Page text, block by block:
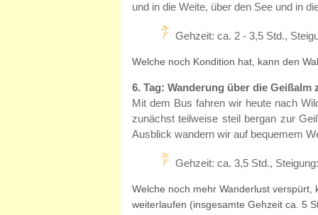
und in die Weite, über den See und in
Gehzeit: ca. 2 - 3,5 Std.,
Welche noch Kondition hat, kann den
6. Tag: Wanderung über die Geißalm
Mit dem Bus fahren wir heute nach
zunächst teilweise steil bergan zur
Ausblick wandern wir auf bequemem
Gehzeit: ca. 3,5 Std.,
Welche noch mehr Wanderlust
weiterlaufen (insgesamte Gehzeit ca. 5